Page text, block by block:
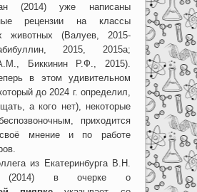
(2014) уже написаны
рецензии на классы
животных (Валуев, 2015-
2015, 2015а;
Биккинин Р.Ф., 2015).
в этом удивительном
до 2024 г. определил,
а кого нет), некоторые
приходится
своё мнение и по работе
из Екатеринбурга В.Н.
(2014) в очерке о